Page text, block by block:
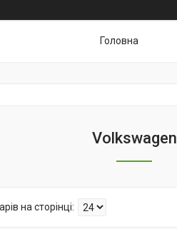
Головна
Volkswagen